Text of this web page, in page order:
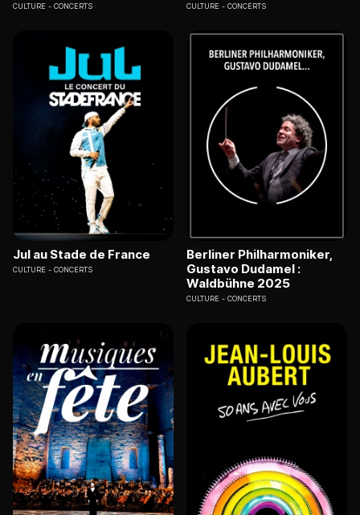
CULTURE CONCERTS CULTURE CONCERTS
Jul au Stade de France
CULTURE CONCERTS
Berliner Philharmoniker,
Gustavo Dudamel :
Waldbühne 2025
CULTURE CONCERTS